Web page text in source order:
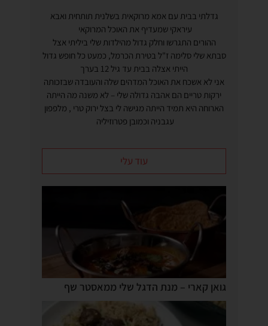
גדלתי בבית עם אמא מרוקאית בשלנית תותחית ואבא
עיראקי שמעדיף את האוכל המרוקאי
ההורים התגרשו וחלק גדול מהילדות שלי ביליתי אצל
סבתא שלי סלימה ז"ל בטירת הכרמל, כמעט כל חופש גדול
הייתי אצלה בבית עד גיל 12 בערך
אני לא אשכח את האוכל המדהים שלה והעובדה שבזכותה
ירקות טריים הם אהבה גדולה שלי – לא משנה מה הייתה
הארוחה היא תמיד הייתה מגישה לי בצל ירוק טרי , מלפפון
עגבניה וכמובן פטרוזיליה
עוד עלי
גואן קארי – מנת הדגל שלי ממאסטר שף